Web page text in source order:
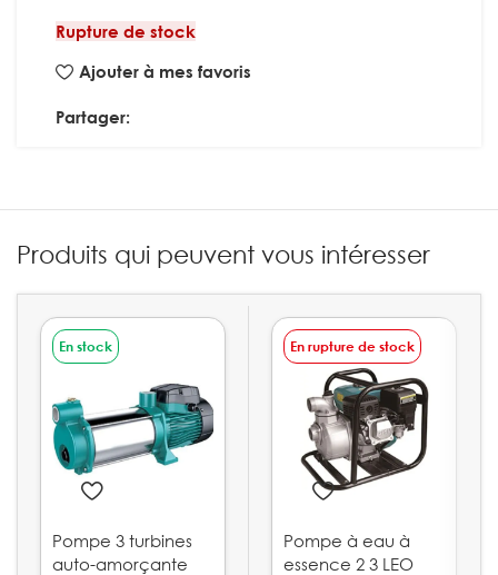
Rupture de stock
Ajouter à mes favoris
Partager:
Produits qui peuvent vous intéresser
En stock
Pompe 3 turbines
auto-amorçante
En rupture de stock
Pompe à eau à
essence 2 3 LEO